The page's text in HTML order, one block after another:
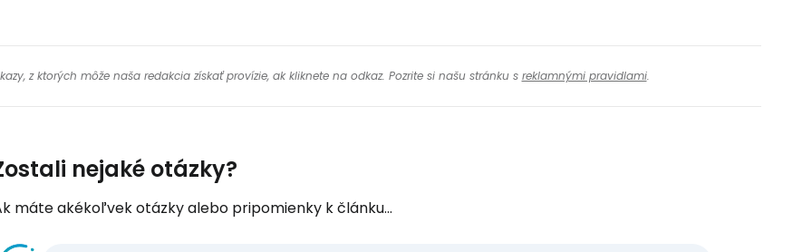
z ktorých môže naša redakcia získať provízie, ak kliknete na odkaz. Pozrite si našu stránku s reklamnými pravidlami.
nejaké otázky?
máte akékoľvek otázky alebo pripomienky k článku...